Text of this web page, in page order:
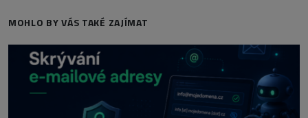
MOHLO BY VÁS TAKÉ ZAJÍMAT